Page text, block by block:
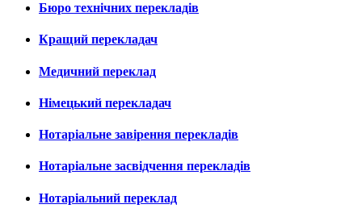
Бюро технічних перекладів
Кращий перекладач
Медичний переклад
Німецький перекладач
Нотаріальне завірення перекладів
Нотаріальне засвідчення перекладів
Нотаріальний переклад